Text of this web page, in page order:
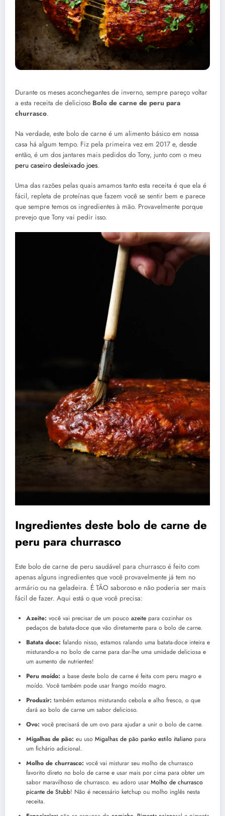
Durante os meses aconchegantes de inverno, sempre pareço voltar
a esta receita de delicioso Bolo de carne de peru para
churrasco.
Na verdade, este bolo de carne é um alimento básico em nossa
casa há algum tempo. Fiz pela primeira vez em 2017 e, desde
então, é um dos jantares mais pedidos do Tony, junto com o meu
peru caseiro desleixado joes.
Uma das razões pelas quais amamos tanto esta receita é que ela é
fácil, repleta de proteínas que fazem você se sentir bem e parece
que sempre temos os ingredientes à mão. Provavelmente porque
prevejo que Tony vai pedir isso.
Ingredientes deste bolo de carne de
peru para churrasco
Este bolo de carne de peru saudável para churrasco é feito com
apenas alguns ingredientes que você provavelmente já tem no
armário ou na geladeira. É TÃO saboroso e não poderia ser mais
fácil de fazer. Aqui está o que você precisa:
Azeite: você vai precisar de um pouco azeite para cozinhar os
pedaços de batata-doce que vão diretamente para o bolo de carne.
Batata doce: falando nisso, estamos ralando uma batata-doce inteira e
misturando-a no bolo de carne para dar-lhe uma umidade deliciosa e
um aumento de nutrientes!
Peru moído: a base deste bolo de carne é feita com peru magro e
moído. Você também pode usar frango moído magro.
Produzir: também estamos misturando cebola e alho fresco, o que
dará ao bolo de carne um sabor delicioso.
Ovo: você precisará de um ovo para ajudar a unir o bolo de carne.
Migalhas de pão: eu uso Migalhas de pão panko estilo italiano para
um fichário adicional.
Molho de churrasco: você vai misturar seu molho de churrasco
favorito direto no bolo de carne e usar mais por cima para obter um
sabor maravilhoso de churrasco. eu adoro usar Molho de churrasco
picante de Stubb! Não é necessário ketchup ou molho inglês nesta
receita.